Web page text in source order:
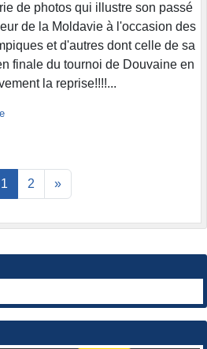
de photos qui illustre son passé
de la Moldavie à l'occasion des
et d'autres dont celle de sa
finale du tournoi de Douvaine en
la reprise!!!!...
1 2 »